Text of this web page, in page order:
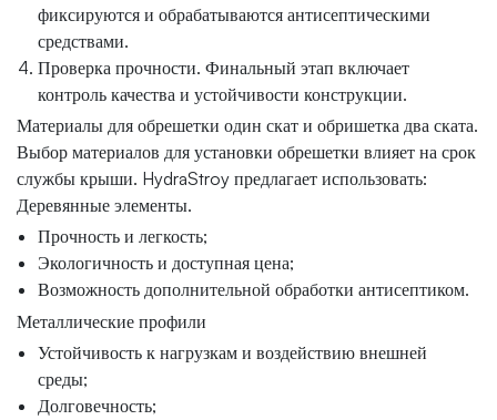
фиксируются и обрабатываются антисептическими
средствами.
Проверка прочности. Финальный этап включает
контроль качества и устойчивости конструкции.
Материалы для обрешетки один скат и обришетка два ската.
Выбор материалов для установки обрешетки влияет на срок
службы крыши. HydraStroy предлагает использовать:
Деревянные элементы.
Прочность и легкость;
Экологичность и доступная цена;
Возможность дополнительной обработки антисептиком.
Металлические профили
Устойчивость к нагрузкам и воздействию внешней
среды;
Долговечность;